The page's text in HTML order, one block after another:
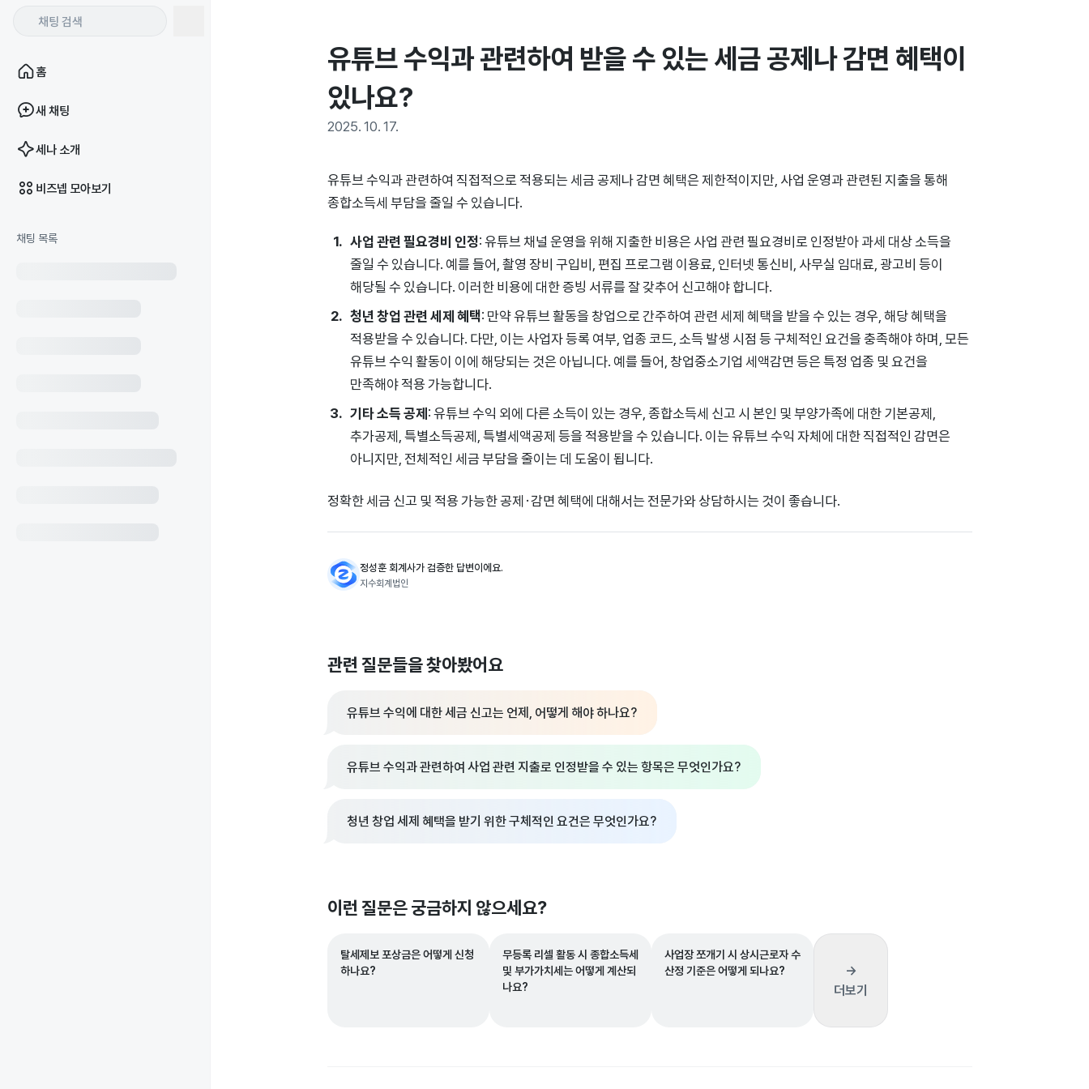
홈
새 채팅
세나 소개
비즈넵 모아보기
채팅 목록
유튜브 수익과 관련하여 받을 수 있는 세금 공제나 감면 혜택이
있나요?
2025. 10. 17.
유튜브 수익과 관련하여 직접적으로 적용되는 세금 공제나 감면 혜택은 제한적이지만, 사업 운영과 관련된 지출을 통해
종합소득세 부담을 줄일 수 있습니다.
사업 관련 필요경비 인정: 유튜브 채널 운영을 위해 지출한 비용은 사업 관련 필요경비로 인정받아 과세 대상 소득을
줄일 수 있습니다. 예를 들어, 촬영 장비 구입비, 편집 프로그램 이용료, 인터넷 통신비, 사무실 임대료, 광고비 등이
해당될 수 있습니다. 이러한 비용에 대한 증빙 서류를 잘 갖추어 신고해야 합니다.
청년 창업 관련 세제 혜택: 만약 유튜브 활동을 창업으로 간주하여 관련 세제 혜택을 받을 수 있는 경우, 해당 혜택을
적용받을 수 있습니다. 다만, 이는 사업자 등록 여부, 업종 코드, 소득 발생 시점 등 구체적인 요건을 충족해야 하며, 모든
유튜브 수익 활동이 이에 해당되는 것은 아닙니다. 예를 들어, 창업중소기업 세액감면 등은 특정 업종 및 요건을
만족해야 적용 가능합니다.
기타 소득 공제: 유튜브 수익 외에 다른 소득이 있는 경우, 종합소득세 신고 시 본인 및 부양가족에 대한 기본공제,
추가공제, 특별소득공제, 특별세액공제 등을 적용받을 수 있습니다. 이는 유튜브 수익 자체에 대한 직접적인 감면은
아니지만, 전체적인 세금 부담을 줄이는 데 도움이 됩니다.
정확한 세금 신고 및 적용 가능한 공제·감면 혜택에 대해서는 전문가와 상담하시는 것이 좋습니다.
정성훈 회계사가 검증한 답변이에요.
지수회계법인
관련 질문들을 찾아봤어요
유튜브 수익에 대한 세금 신고는 언제, 어떻게 해야 하나요?
유튜브 수익과 관련하여 사업 관련 지출로 인정받을 수 있는 항목은 무엇인가요?
청년 창업 세제 혜택을 받기 위한 구체적인 요건은 무엇인가요?
이런 질문은 궁금하지 않으세요?
탈세제보 포상금은 어떻게 신청
하나요?
무등록 리셀 활동 시 종합소득세
및 부가가치세는 어떻게 계산되
나요?
사업장 쪼개기 시 상시근로자 수
산정 기준은 어떻게 되나요?
→
더보기